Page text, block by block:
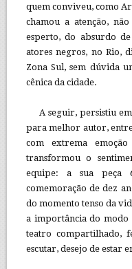
quem conviveu, como
chamou a atenção,
esperto, do absurdo
atores negros, no Rio,
Zona Sul, sem dúvida
cênica da cidade.
A seguir, persistiu
para melhor autor,
com extrema
transformou o
equipe: a sua peça
comemoração de dez
do momento tenso da
a importância do
teatro compartilhado,
escutar, desejo de estar